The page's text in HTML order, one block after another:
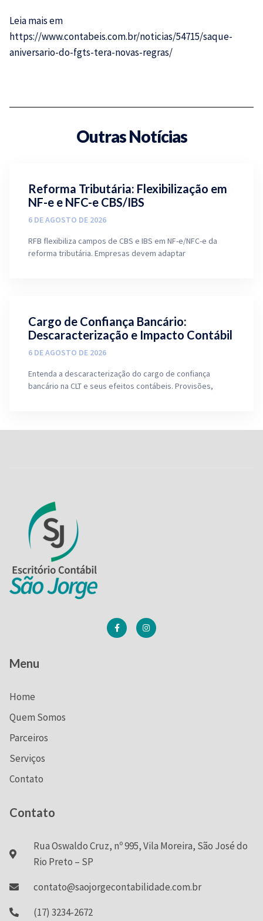
Leia mais em
https://www.contabeis.com.br/noticias/54715/saque-
aniversario-do-fgts-tera-novas-regras/
Outras Notícias
Reforma Tributária: Flexibilização em
NF-e e NFC-e CBS/IBS
6 DE AGOSTO DE 2026
RFB flexibiliza campos de CBS e IBS em NF-e/NFC-e da
reforma tributária. Empresas devem adaptar
Cargo de Confiança Bancário:
Descaracterização e Impacto Contábil
6 DE AGOSTO DE 2026
Entenda a descaracterização do cargo de confiança
bancário na CLT e seus efeitos contábeis. Provisões,
Menu
Home
Quem Somos
Parceiros
Serviços
Contato
Contato
Rua Oswaldo Cruz, nº 995, Vila Moreira, São José do
Rio Preto – SP
contato@saojorgecontabilidade.com.br
(17) 3234-2672